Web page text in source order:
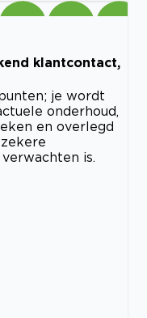
klantcontact,
je wordt
onderhoud,
en overlegd
is.